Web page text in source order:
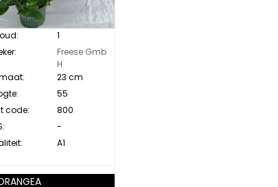
1
Freese Gmb
H
23 cm
55
code:
800
-
A1